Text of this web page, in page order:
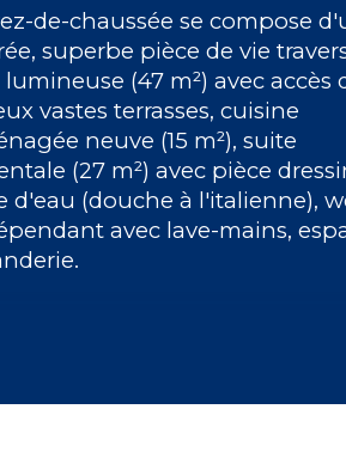
de salle d'eau
de-chaussée se compose
superbe pièce de vie
lumineuse (47 m²) avec accès
vastes terrasses, cuisine
neuve (15 m²), suite
(27 m²) avec pièce
d'eau (douche à l'italienne),
avec lave-mains,
wc indépendant avec